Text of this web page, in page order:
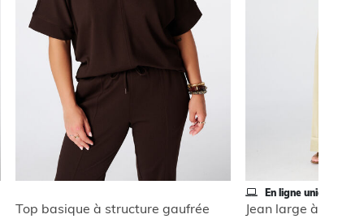
Top basique à structure gaufrée
En ligne uniquement
Jean large à revers